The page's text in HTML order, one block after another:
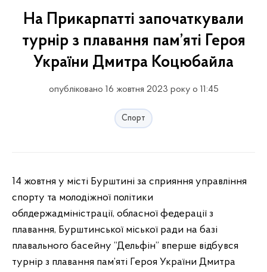
На Прикарпатті започаткували
турнір з плавання пам’яті Героя
України Дмитра Коцюбайла
опубліковано 16 жовтня 2023 року о 11:45
Спорт
14 жовтня у місті Бурштині за сприяння управління
спорту та молодіжної політики
облдержадміністрації, обласної федерації з
плавання, Бурштинської міської ради на базі
плавального басейну “Дельфін” вперше відбувся
турнір з плавання пам’яті Героя України Дмитра